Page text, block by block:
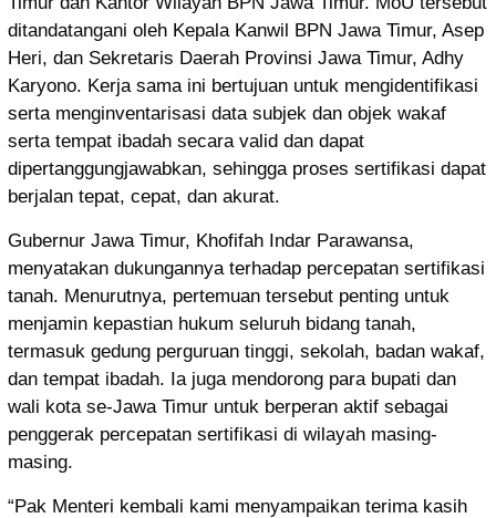
ditandatangani oleh Kepala Kanwil BPN Jawa Timur, Asep
Heri, dan Sekretaris Daerah Provinsi Jawa Timur, Adhy
Karyono. Kerja sama ini bertujuan untuk mengidentifikasi
serta menginventarisasi data subjek dan objek wakaf
serta tempat ibadah secara valid dan dapat
dipertanggungjawabkan, sehingga proses sertifikasi dapat
berjalan tepat, cepat, dan akurat.
Gubernur Jawa Timur, Khofifah Indar Parawansa,
menyatakan dukungannya terhadap percepatan sertifikasi
tanah. Menurutnya, pertemuan tersebut penting untuk
menjamin kepastian hukum seluruh bidang tanah,
termasuk gedung perguruan tinggi, sekolah, badan wakaf,
dan tempat ibadah. Ia juga mendorong para bupati dan
wali kota se-Jawa Timur untuk berperan aktif sebagai
penggerak percepatan sertifikasi di wilayah masing-
masing.
“Pak Menteri kembali kami menyampaikan terima kasih